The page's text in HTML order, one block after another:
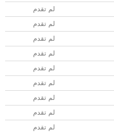
لم تقدم
لم تقدم
لم تقدم
لم تقدم
لم تقدم
لم تقدم
لم تقدم
لم تقدم
لم تقدم